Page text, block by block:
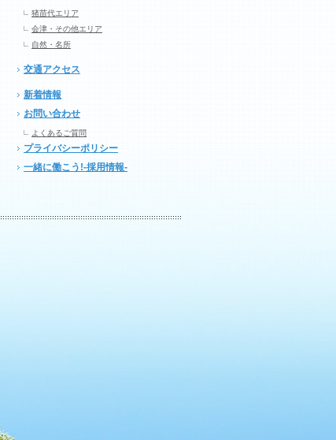
猪苗代エリア
会津・その他エリア
自然・名所
交通アクセス
新着情報
お問い合わせ
よくあるご質問
プライバシーポリシー
一緒に働こう!-採用情報-